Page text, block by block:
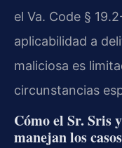
el Va. Code §
aplicabilidad a
maliciosa es
circunstancias
Cómo el Sr. Sris
manejan los